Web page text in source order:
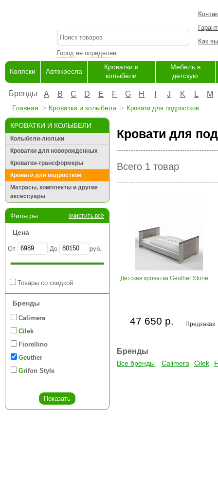
Город не определен
Как
Коляски Автокресла
Кроватки и
колыбели
Мебель в
детскую
Бренды A B C D E F G H J K L M
Главная Кроватки и колыбели Кровати для подростков
КРОВАТКИ И КОЛЫБЕЛИ
Колыбели-люльки
Кроватки для новорожденных
Кроватки-трансформеры
Кровати для подростков
Матрасы, комплекты и другие
аксессуары
Фильтры очистить всё
Цена
От До руб.
Товары со скидкой
Бренды
Calimera
Cilek
Fiorellino
Geuther
Grifon Style
Кровати для
Всего 1 товар
Детская кроватка Geuther Stone
Предзаказ
47 650 р.
Бренды
Все бренды Calimera Cilek